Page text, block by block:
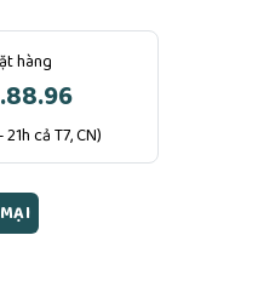
hàng
cả T7, CN)